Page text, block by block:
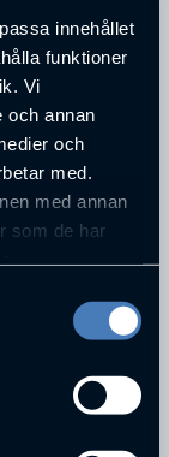
innehållet
funktioner
Vi
och annan
och
med.
med annan
som de har
AB